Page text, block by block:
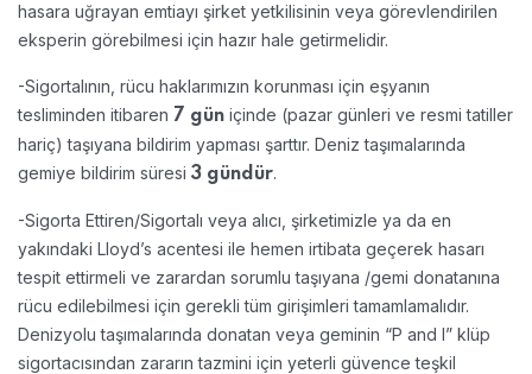
hasara uğrayan emtiayı şirket yetkilisinin veya görevlendirilen
eksperin görebilmesi için hazır hale getirmelidir.
-Sigortalının, rücu haklarımızın korunması için eşyanın
tesliminden itibaren 7 gün içinde (pazar günleri ve resmi tatiller
hariç) taşıyana bildirim yapması şarttır. Deniz taşımalarında
gemiye bildirim süresi 3 gündür.
-Sigorta Ettiren/Sigortalı veya alıcı, şirketimizle ya da en
yakındaki Lloyd’s acentesi ile hemen irtibata geçerek hasarı
tespit ettirmeli ve zarardan sorumlu taşıyana /gemi donatanına
rücu edilebilmesi için gerekli tüm girişimleri tamamlamalıdır.
Denizyolu taşımalarında donatan veya geminin “P and I” klüp
sigortacısından zararın tazmini için yeterli güvence teşkil